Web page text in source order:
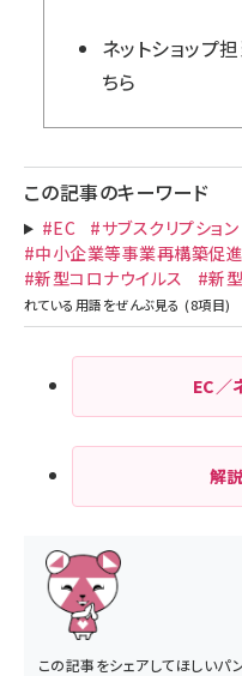
ネットショップ
ちら
この記事のキーワード
#EC #サブスクリプション
#中小企業等事業再構築促
#新型コロナウイルス
#新
EC／
解
この記事をシェアしてほしいパン